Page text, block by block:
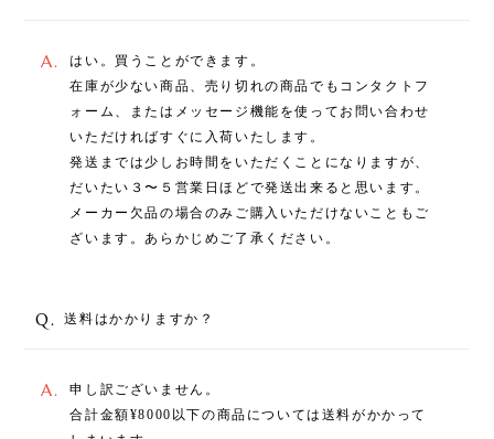
A.
はい。買うことができます。
在庫が少ない商品、売り切れの商品でもコンタクトフ
ォーム、またはメッセージ機能を使ってお問い合わせ
いただければすぐに入荷いたします。
発送までは少しお時間をいただくことになりますが、
だいたい３〜５営業日ほどで発送出来ると思います。
メーカー欠品の場合のみご購入いただけないこともご
ざいます。あらかじめご了承ください。
Q. 送料はかかりますか？
A.
申し訳ございません。
合計金額¥8000以下の商品については送料がかかって